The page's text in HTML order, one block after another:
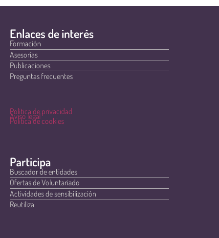
Enlaces de interés
Formación
Asesorías
Publicaciones
Preguntas frecuentes
Política de privacidad
Aviso legal
Política de cookies
Participa
Buscador de entidades
Ofertas de Voluntariado
Actividades de sensibilización
Reutiliza